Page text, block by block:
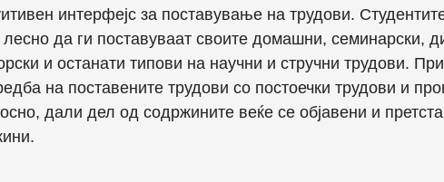
интерфејс за поставување на трудови.
да ги поставуваат своите домашни, семинарски,
и останати типови на научни и стручни трудови.
на поставените трудови со постоечки трудови и
дали дел од содржините веќе се објавени и